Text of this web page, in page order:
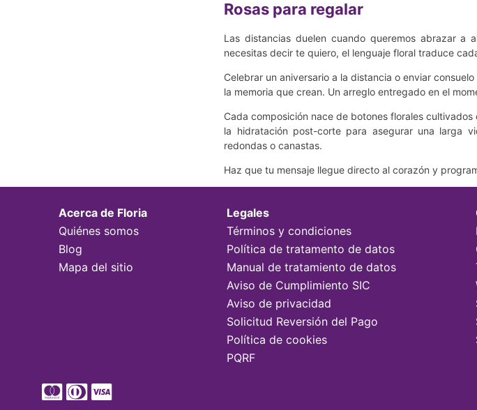
Rosas para regalar
Las distancias duelen cuando queremos abrazar a
necesitas decir te quiero, el lenguaje floral traduce
Celebrar un aniversario a la distancia o enviar
la memoria que crean. Un arreglo entregado en el
Cada composición nace de botones florales
la hidratación post-corte para asegurar una larga
redondas o canastas.
Haz que tu mensaje llegue directo al corazón y
Acerca de Floria
Quiénes somos
Blog
Mapa del sitio
Legales
Términos y condiciones
Política de tratamento de datos
Manual de tratamiento de datos
Aviso de Cumplimiento SIC
Aviso de privacidad
Solicitud Reversión del Pago
Política de cookies
PQRF